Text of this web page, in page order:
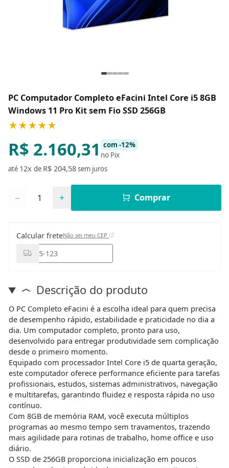
PC Computador Completo eFacini Intel Core i5 8GB
Windows 11 Pro Kit sem Fio SSD 256GB
★★★★★
R$ 2.160,31 com -12%
no Pix
até 12x de R$ 204,58sem juros
− + Comprar
Calcular freteNão sei meu CEP
Descrição do produto
O PC Completo eFacini é a escolha ideal para quem precisa
de desempenho rápido, estabilidade e praticidade no dia a
dia. Um computador completo, pronto para uso,
desenvolvido para entregar produtividade sem complicação
desde o primeiro momento.
Equipado com processador Intel Core i5 de quarta geração,
este computador oferece performance eficiente para tarefas
profissionais, estudos, sistemas administrativos, navegação
e multitarefas, garantindo fluidez e resposta rápida no uso
contínuo.
Com 8GB de memória RAM, você executa múltiplos
programas ao mesmo tempo sem travamentos, trazendo
mais agilidade para rotinas de trabalho, home office e uso
diário.
O SSD de 256GB proporciona inicialização em poucos